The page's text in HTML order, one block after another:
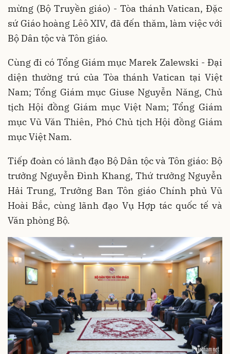
mừng (Bộ Truyền giáo) - Tòa thánh Vatican, Đặc
sứ Giáo hoàng Lêô XIV, đã đến thăm, làm việc với
Bộ Dân tộc và Tôn giáo.
Cùng đi có Tổng Giám mục Marek Zalewski - Đại
diện thường trú của Tòa thánh Vatican tại Việt
Nam; Tổng Giám mục Giuse Nguyễn Năng, Chủ
tịch Hội đồng Giám mục Việt Nam; Tổng Giám
mục Vũ Văn Thiên, Phó Chủ tịch Hội đồng Giám
mục Việt Nam.
Tiếp đoàn có lãnh đạo Bộ Dân tộc và Tôn giáo: Bộ
trưởng Nguyễn Đình Khang, Thứ trưởng Nguyễn
Hải Trung, Trưởng Ban Tôn giáo Chính phủ Vũ
Hoài Bắc, cùng lãnh đạo Vụ Hợp tác quốc tế và
Văn phòng Bộ.